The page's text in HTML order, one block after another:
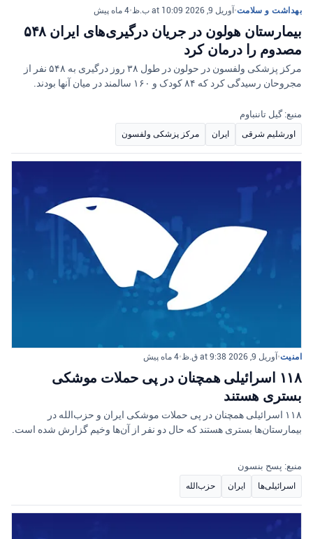
بهداشت و سلامت• آوریل 9, 2026 at 10:09 ب.ظ •4 ماه پیش
بیمارستان هولون در جریان درگیری‌های ایران ۵۴۸
مصدوم را درمان کرد
مرکز پزشکی ولفسون در حولون در طول ۳۸ روز درگیری به ۵۴۸ نفر از
مجروحان رسیدگی کرد که ۸۴ کودک و ۱۶۰ سالمند در میان آنها بودند.
منبع: گیل تاننباوم
اورشلیم شرقی ایران مرکز پزشکی ولفسون
امنیت•آوریل 9, 2026 at 9:38 ق.ظ •4 ماه پیش
۱۱۸ اسرائیلی همچنان در پی حملات موشکی
بستری هستند
۱۱۸ اسرائیلی همچنان در پی حملات موشکی ایران و حزب‌الله در
بیمارستان‌ها بستری هستند که حال دو نفر از آن‌ها وخیم گزارش شده است.
منبع: پسح بنسون
اسرائیلی‌ها ایران حزب‌الله